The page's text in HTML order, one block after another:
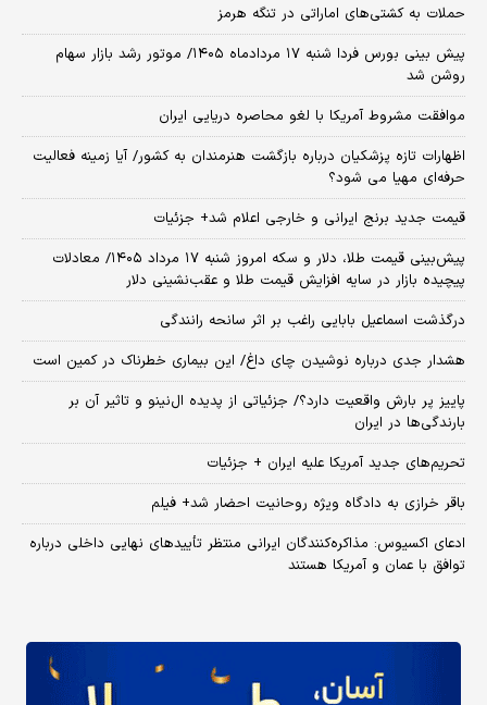
حملات به کشتی‌های اماراتی در تنگه هرمز
پیش بینی بورس فردا شنبه ۱۷ مردادماه ۱۴۰۵/ موتور رشد بازار سهام
روشن شد
موافقت مشروط آمریکا با لغو محاصره دریایی ایران
اظهارات تازه پزشکیان درباره بازگشت هنرمندان به کشور/ آیا زمینه فعالیت
حرفه‌ای مهیا می شود؟
قیمت جدید برنج ایرانی و خارجی اعلام شد+ جزئیات
پیش‌بینی قیمت طلا، دلار و سکه امروز شنبه ۱۷ مرداد ۱۴۰۵/ معادلات
پیچیده بازار در سایه افزایش قیمت طلا و عقب‌نشینی دلار
درگذشت اسماعیل بابایی راغب بر اثر سانحه رانندگی
هشدار جدی درباره نوشیدن چای داغ/ این بیماری خطرناک در کمین است
پاییز پر بارش واقعیت دارد؟/ جزئیاتی از پدیده ال‌نینو و تاثیر آن بر
بارندگی‌ها در ایران
تحریم‌های جدید آمریکا علیه ایران + جزئیات
باقر خرازی به دادگاه ویژه روحانیت احضار شد+ فیلم
ادعای اکسیوس: مذاکره‌کنندگان ایرانی منتظر تأییدهای نهایی داخلی درباره
توافق با عمان و آمریکا هستند